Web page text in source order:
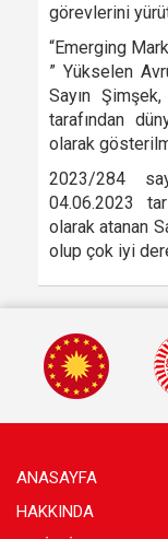
görevlerini
“Emerging
” Yükselen
Sayın
tarafından
olarak
2023/284
04.06.2023
olarak atanan
olup çok iyi
ANASAYFA
HAKKINDA